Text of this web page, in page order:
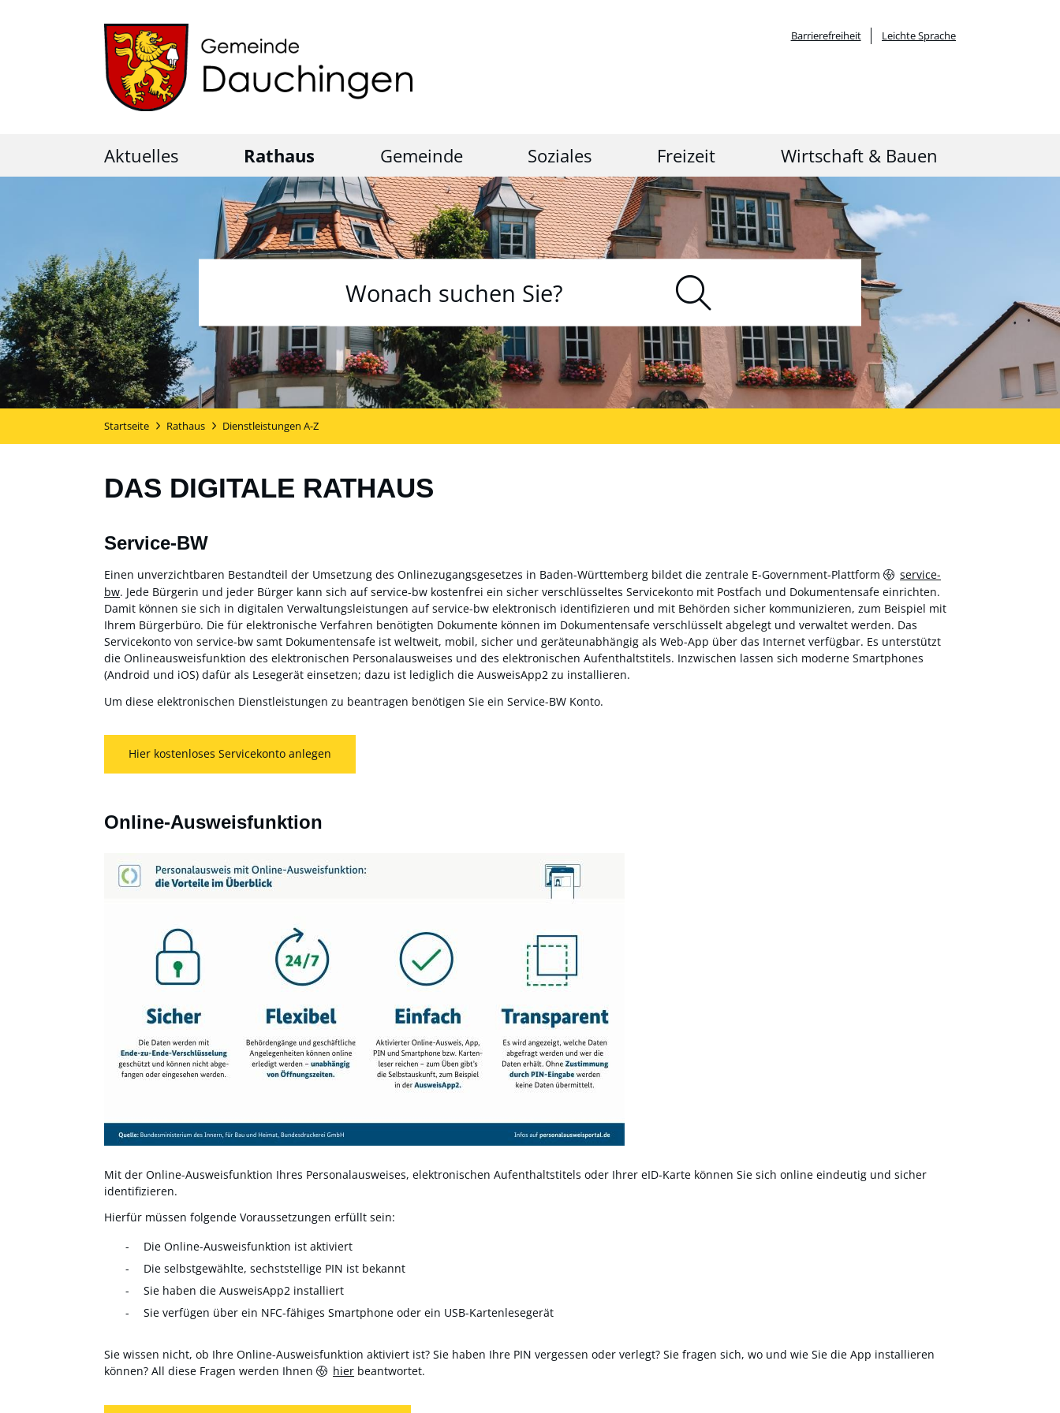
Barrierefreiheit Leichte Sprache
Aktuelles Rathaus Gemeinde Soziales Freizeit Wirtschaft & Bauen
Startseite Rathaus Dienstleistungen A-Z
DAS DIGITALE RATHAUS
Service-BW
Einen unverzichtbaren Bestandteil der Umsetzung des Onlinezugangsgesetzes in Baden-Württemberg bildet die zentrale E-Government-Plattform
service-
bw. Jede Bürgerin und jeder Bürger kann sich auf service-bw kostenfrei ein sicher verschlüsseltes Servicekonto mit Postfach und Dokumentensafe einrichten.
Damit können sie sich in digitalen Verwaltungsleistungen auf service-bw elektronisch identifizieren und mit Behörden sicher kommunizieren, zum Beispiel mit
Ihrem Bürgerbüro. Die für elektronische Verfahren benötigten Dokumente können im Dokumentensafe verschlüsselt abgelegt und verwaltet werden. Das
Servicekonto von service-bw samt Dokumentensafe ist weltweit, mobil, sicher und geräteunabhängig als Web-App über das Internet verfügbar. Es unterstützt
die Onlineausweisfunktion des elektronischen Personalausweises und des elektronischen Aufenthaltstitels. Inzwischen lassen sich moderne Smartphones
(Android und iOS) dafür als Lesegerät einsetzen; dazu ist lediglich die AusweisApp2 zu installieren.
Um diese elektronischen Dienstleistungen zu beantragen benötigen Sie ein Service-BW Konto.
Hier kostenloses Servicekonto anlegen
Online-Ausweisfunktion
Mit der Online-Ausweisfunktion Ihres Personalausweises, elektronischen Aufenthaltstitels oder Ihrer eID-Karte können Sie sich online eindeutig und sicher
identifizieren.
Hierfür müssen folgende Voraussetzungen erfüllt sein:
Die Online-Ausweisfunktion ist aktiviert
Die selbstgewählte, sechststellige PIN ist bekannt
Sie haben die AusweisApp2 installiert
Sie verfügen über ein NFC-fähiges Smartphone oder ein USB-Kartenlesegerät
Sie wissen nicht, ob Ihre Online-Ausweisfunktion aktiviert ist? Sie haben Ihre PIN vergessen oder verlegt? Sie fragen sich, wo und wie Sie die App installieren
können? All diese Fragen werden Ihnen
hier beantwortet.